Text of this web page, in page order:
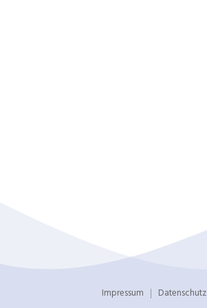
Impressum Datenschutz